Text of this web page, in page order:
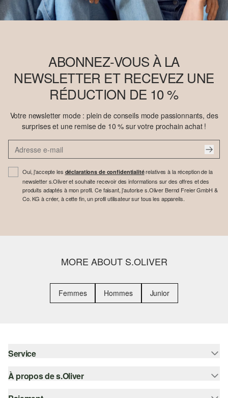
ABONNEZ-VOUS À LA
NEWSLETTER ET RECEVEZ UNE
RÉDUCTION DE 10 %
Votre newsletter mode : plein de conseils mode passionnants, des
surprises et une remise de 10 % sur votre prochain achat !
Oui, j'accepte les déclarations de confidentialitérelatives à la réception de la
newsletter s.Oliver et souhaite recevoir des informations sur des offres et des
produits adaptés à mon profil. Ce faisant, j'autorise s.Oliver Bernd Freier GmbH &
Co. KG à créer, à cette fin, un profil utilisateur sur tous les appareils.
MORE ABOUT S.OLIVER
Femmes Hommes Junior
Service
Aide - FAQ
Guide des tailles
À propos de s.Oliver